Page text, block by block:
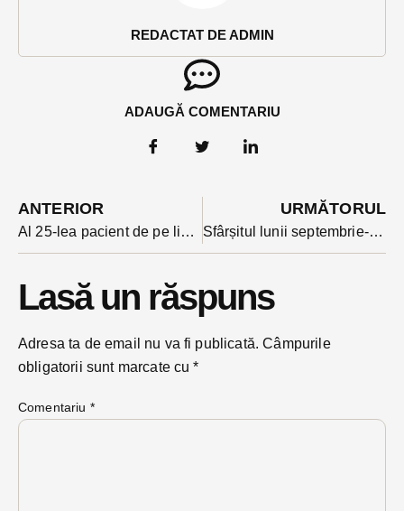
REDACTAT DE ADMIN
ADAUGĂ COMENTARIU
ANTERIOR
Al 25-lea pacient de pe lista județeană a deceselor Covid 19 a murit ieri în Spitalul Județean
URMĂTORUL
Sfârșitul lunii septembrie- cel mai probabil termen pentru alegerile locale în viziunea Guvernului
Lasă un răspuns
Adresa ta de email nu va fi publicată. Câmpurile
obligatorii sunt marcate cu*
Comentariu *